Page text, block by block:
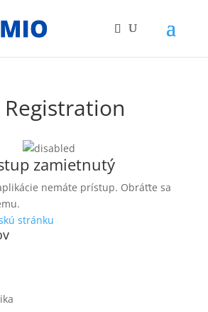
zamietnutý
nemáte prístup. Obráťte sa
stránku